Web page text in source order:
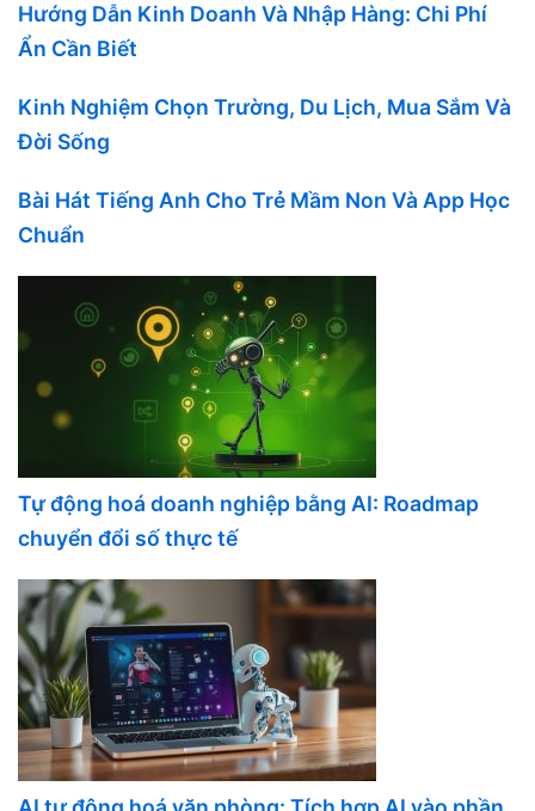
Hướng Dẫn Kinh Doanh Và Nhập Hàng: Chi Phí
Ẩn Cần Biết
Kinh Nghiệm Chọn Trường, Du Lịch, Mua Sắm Và
Đời Sống
Bài Hát Tiếng Anh Cho Trẻ Mầm Non Và App Học
Chuẩn
Tự động hoá doanh nghiệp bằng AI: Roadmap
chuyển đổi số thực tế